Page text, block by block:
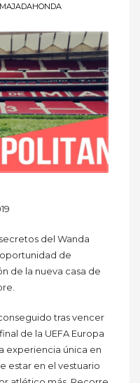
del Wanda
de
de la nueva casa de
tras vencer
de la UEFA Europa
experiencia única en
estar en el vestuario